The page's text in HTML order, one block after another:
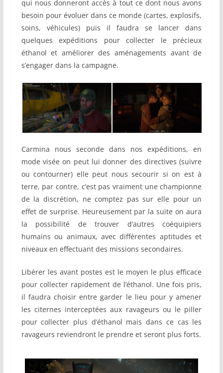
qui nous donneront accès à tout ce dont nous avons
besoin pour évoluer dans ce monde (cartes, explosifs,
soins, véhicules) puis il faudra se lancer dans
quelques expéditions pour collecter le précieux
éthanol et améliorer des aménagements avant de
s’engager dans la campagne.
Carmina nous seconde dans nos expéditions, en
mode visée on peut lui donner des directives (suivre
ou contourner) elle peut nous secourir si on est à
terre, par contre, c’est pas vraiment une championne
de la discrétion, ne comptez pas sur elle pour un
effet de surprise. Heureusement par la suite on aura
la possibilité de trouver d’autres coéquipiers
humains ou animaux, avec différentes aptitudes et
niveaux en effectuant des missions secondaires.
Libérer les avant postes est le moyen le plus efficace
pour collecter rapidement de l’éthanol. Une fois pris,
il faudra choisir entre garder le lieu pour y amener
les citernes interceptées aux ravageurs ou le piller
pour collecter plus d’éthanol mais dans ce cas les
ravageurs reviendront le prendre et seront plus forts.